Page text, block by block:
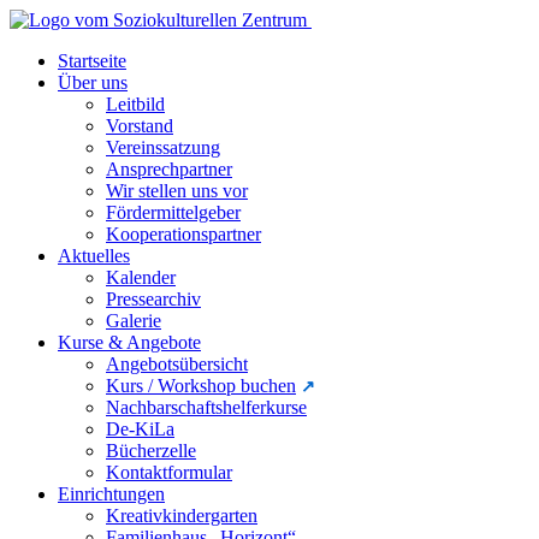
Startseite
Über uns
Leitbild
Vorstand
Vereinssatzung
Ansprechpartner
Wir stellen uns vor
Fördermittelgeber
Kooperationspartner
Aktuelles
Kalender
Pressearchiv
Galerie
Kurse & Angebote
Angebotsübersicht
Kurs / Workshop buchen
Nachbarschaftshelferkurse
De-KiLa
Bücherzelle
Kontaktformular
Einrichtungen
Kreativkindergarten